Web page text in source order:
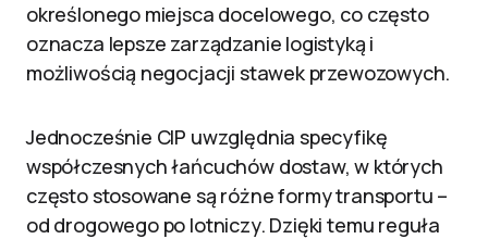
określonego miejsca docelowego, co często
oznacza lepsze zarządzanie logistyką i
możliwością negocjacji stawek przewozowych.
Jednocześnie CIP uwzględnia specyfikę
współczesnych łańcuchów dostaw, w których
często stosowane są różne formy transportu –
od drogowego po lotniczy. Dzięki temu reguła